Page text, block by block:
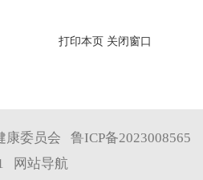
打印本页 关闭窗口
康委员会
鲁ICP备2023008565
网站导航